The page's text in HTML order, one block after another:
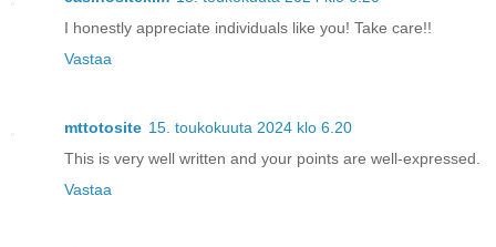
I honestly appreciate individuals like you! Take care!!
Vastaa
mttotosite 15. toukokuuta 2024 klo 6.20
This is very well written and your points are well-expressed.
Vastaa